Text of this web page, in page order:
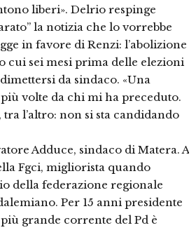
liberi». Delrio respinge
la notizia che lo vorrebbe
in favore di Renzi: l’abolizione
cui sei mesi prima delle elezioni
da sindaco. «Una
volte da chi mi ha preceduto.
l’altro: non si sta candidando
Adduce, sindaco di Matera. A
Fgci, migliorista quando
della federazione regionale
Per 15 anni presidente
grande corrente del Pd è